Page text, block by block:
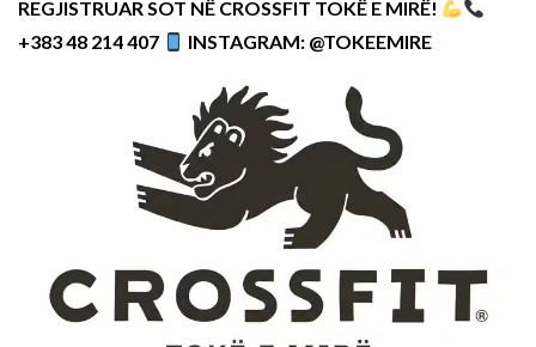
REGJISTRUAR SOT NË CROSSFIT TOKË E MIRË!
+383 48 214 407
INSTAGRAM: @TOKEEMIRE